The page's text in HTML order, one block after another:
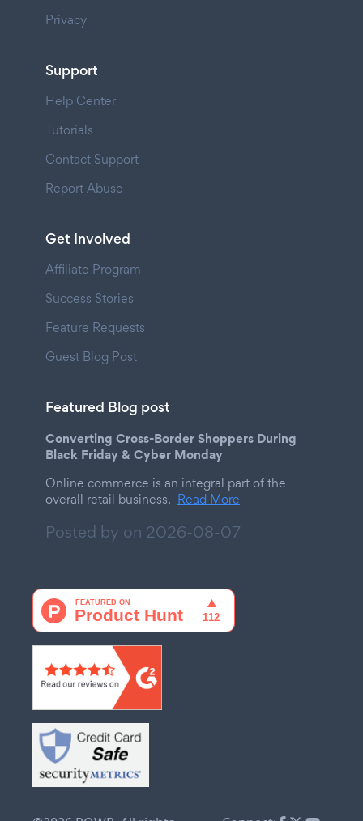
Privacy
Support
Help Center
Tutorials
Contact Support
Report Abuse
Get Involved
Affiliate Program
Success Stories
Feature Requests
Guest Blog Post
Featured Blog post
Converting Cross-Border Shoppers During
Black Friday & Cyber Monday
Online commerce is an integral part of the
overall retail business. Read More
Posted by on 2026-08-07